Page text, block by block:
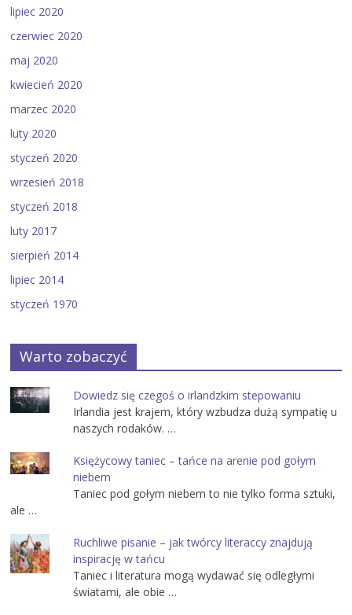
lipiec 2020
czerwiec 2020
maj 2020
kwiecień 2020
marzec 2020
luty 2020
styczeń 2020
wrzesień 2018
styczeń 2018
luty 2017
sierpień 2014
lipiec 2014
styczeń 1970
Warto zobaczyć
Dowiedz się czegoś o irlandzkim stepowaniu
Irlandia jest krajem, który wzbudza dużą sympatię u
naszych rodaków. …
Księżycowy taniec – tańce na arenie pod gołym
niebem
Taniec pod gołym niebem to nie tylko forma sztuki,
ale …
Ruchliwe pisanie – jak twórcy literaccy znajdują
inspirację w tańcu
Taniec i literatura mogą wydawać się odległymi
światami, ale obie …